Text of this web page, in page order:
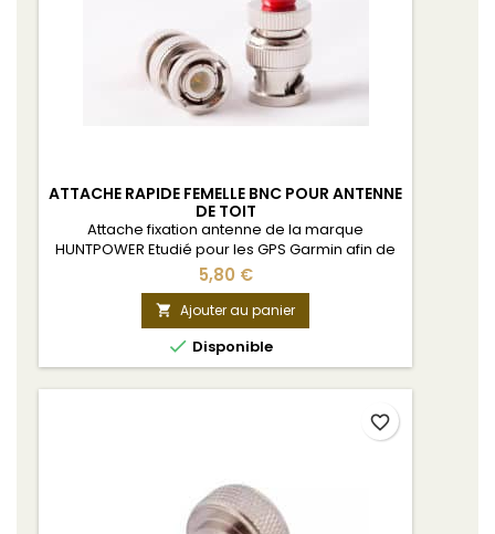
ATTACHE RAPIDE FEMELLE BNC POUR ANTENNE
DE TOIT
Attache fixation antenne de la marque
HUNTPOWER Etudié pour les GPS Garmin afin de
ne pas avoir de jeu entre l'antenne et le GPS.
5,80 €
 Ajouter au panier
 Disponible
favorite_border